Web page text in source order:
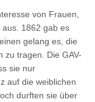
von Frauen,
1862 gab es
gelang es, die
zu tragen. Die GAV-
sie nur
auf die weiblichen
durften sie über